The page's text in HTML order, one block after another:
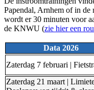
Papendal, Arnhem of in de
wordt er 30 minuten voor
de KNWU (zie hier een
Data 2026
Zaterdag 7 februari |
Zaterdag 21 maart |